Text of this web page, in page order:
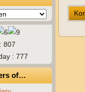
807
: 777
of…